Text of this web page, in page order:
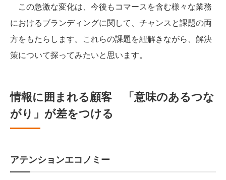
この急激な変化は、今後もコマースを含む様々な業務
におけるブランディングに関して、チャンスと課題の両
方をもたらします。これらの課題を紐解きながら、解決
策について探ってみたいと思います。
情報に囲まれる顧客 「意味のあるつな
がり」が差をつける
アテンションエコノミー